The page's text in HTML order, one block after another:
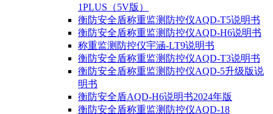
1PLUS（5V版）
衡防安全盾称重监测防控仪AQD-T5说明书
衡防安全盾称重监测防控仪AQD-H6说明书
称重监测防控仪宇涵-LT9说明书
衡防安全盾称重监测防控仪AQD-T3说明书
衡防安全盾称重监测防控仪AQD-5升级版说
明书
衡防安全盾AQD-H6说明书2024年版
衡防安全盾称重监测防控仪AQD-18